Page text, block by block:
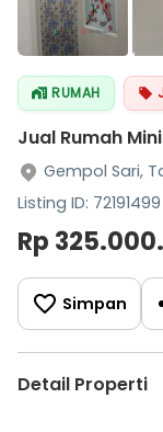
RUMAH
Jual Rumah
Gempol Sari,
Listing ID: 72191499
Rp
Simpan
Detail Properti